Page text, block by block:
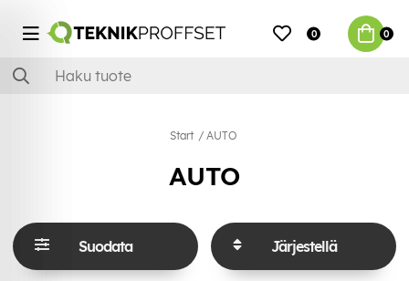
0 0
Start AUTO
AUTO
Suodata Järjestellä